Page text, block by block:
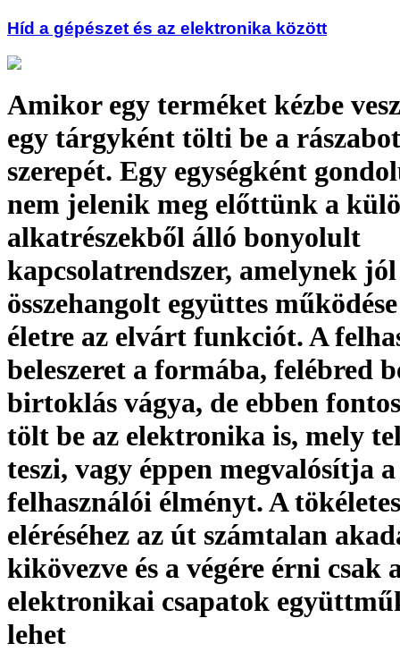
Híd a gépészet és az elektronika között
Amikor egy terméket kézbe
egy tárgyként tölti be a
szerepét. Egy egységként
nem jelenik meg előttünk a
alkatrészekből álló bonyolult
kapcsolatrendszer, amelynek jól
összehangolt együttes
életre az elvárt funkciót. A
beleszeret a formába, felébred
birtoklás vágya, de ebben
tölt be az elektronika is, mely
teszi, vagy éppen megvalósítja a
felhasználói élményt. A
eléréséhez az út számtalan
kikövezve és a végére érni csak
elektronikai csapatok
lehet